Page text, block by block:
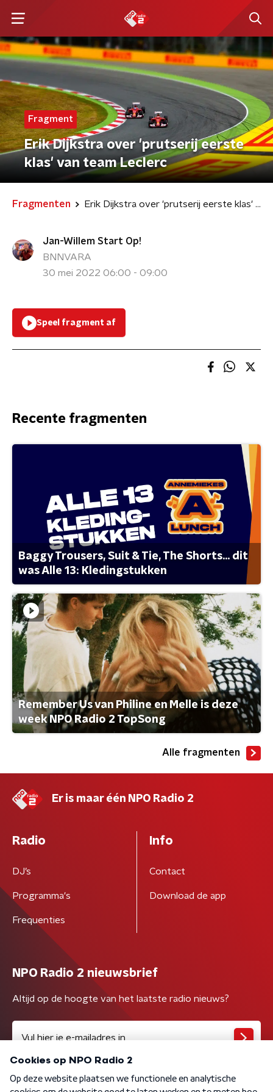
Fragment
Erik Dijkstra over 'prutserij eerste
klas' van team Leclerc
Fragmenten Erik Dijkstra over 'prutserij eerste klas' van team Leclerc
Jan-Willem Start Op!
BNNVARA
30 mei 2022 06:00 - 09:00
Speel fragment af
Recente fragmenten
Baggy Trousers, Suit & Tie, The Shorts... dit
was Alle 13: Kledingstukken
Remember Us van Philine en Melle is deze
week NPO Radio 2 TopSong
Alle fragmenten
Er is maar één NPO Radio 2
Radio
DJ’s
Programma's
Frequenties
Info
Contact
Download de app
NPO Radio 2 nieuwsbrief
Altijd op de hoogte van het laatste radio nieuws?